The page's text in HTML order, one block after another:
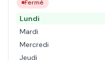
Fermé
Lundi
Mardi
Mercredi
Jeudi